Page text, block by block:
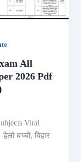
All
2026 Pdf
Viral
बच्चों, बिहार